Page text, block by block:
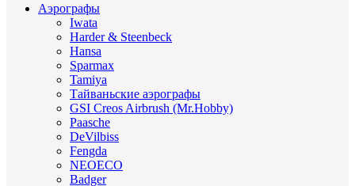
Аэрографы
Iwata
Harder & Steenbeck
Hansa
Sparmax
Tamiya
Тайваньские аэрографы
GSI Creos Airbrush (Mr.Hobby)
Paasche
DeVilbiss
Fengda
NEOECO
Badger